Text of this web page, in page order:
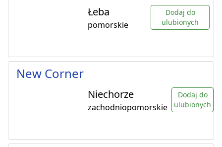
Łeba
pomorskie
Dodaj do
ulubionych
New Corner
Niechorze
zachodniopomorskie
Dodaj do
ulubionych